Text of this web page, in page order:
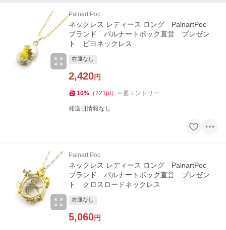
Palnart Poc
ネックレス レディース ロング PalnartPoc
ブランド パルナートポック直営 プレゼン
ト ピヨネックレス
在庫なし
2,420円
10% （221pt） 要エントリー
発送日情報なし
Palnart Poc
ネックレス レディース ロング PalnartPoc
ブランド パルナートポック直営 プレゼン
ト クロスロードネックレス
在庫なし
5,060円